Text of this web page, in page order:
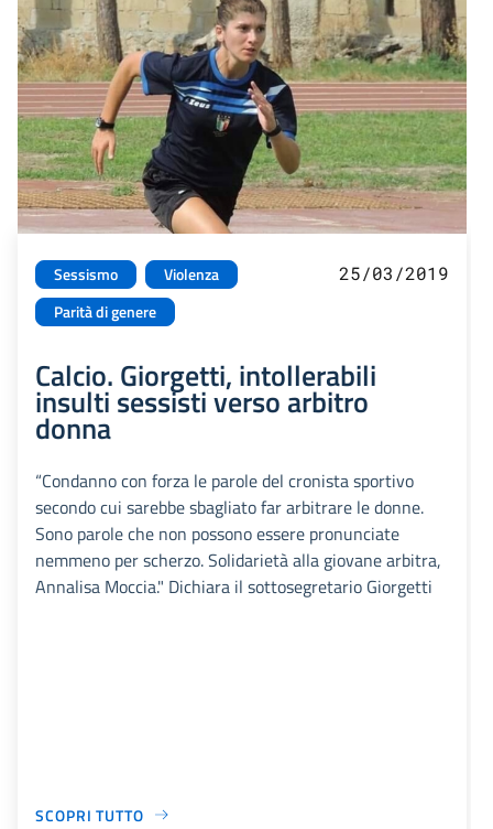
Sessismo
Violenza
Parità di genere
25/03/2019
Calcio. Giorgetti, intollerabili
insulti sessisti verso arbitro
donna
“Condanno con forza le parole del cronista sportivo
secondo cui sarebbe sbagliato far arbitrare le donne.
Sono parole che non possono essere pronunciate
nemmeno per scherzo. Solidarietà alla giovane arbitra,
Annalisa Moccia." Dichiara il sottosegretario Giorgetti
SCOPRI TUTTO